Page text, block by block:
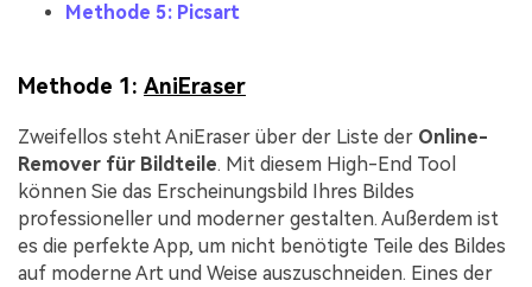
Methode 5: Picsart
Methode 1: AniEraser
Zweifellos steht AniEraser über der Liste der Online-
Remover für Bildteile. Mit diesem High-End Tool
können Sie das Erscheinungsbild Ihres Bildes
professioneller und moderner gestalten. Außerdem ist
es die perfekte App, um nicht benötigte Teile des Bildes
auf moderne Art und Weise auszuschneiden. Eines der